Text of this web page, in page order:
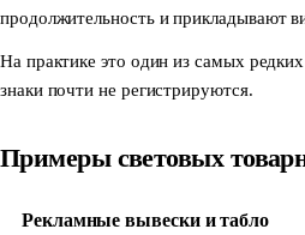
продолжительность и прикладывают
На практике это один из самых
знаки почти не регистрируются.
Примеры световых
Рекламные вывески и табло